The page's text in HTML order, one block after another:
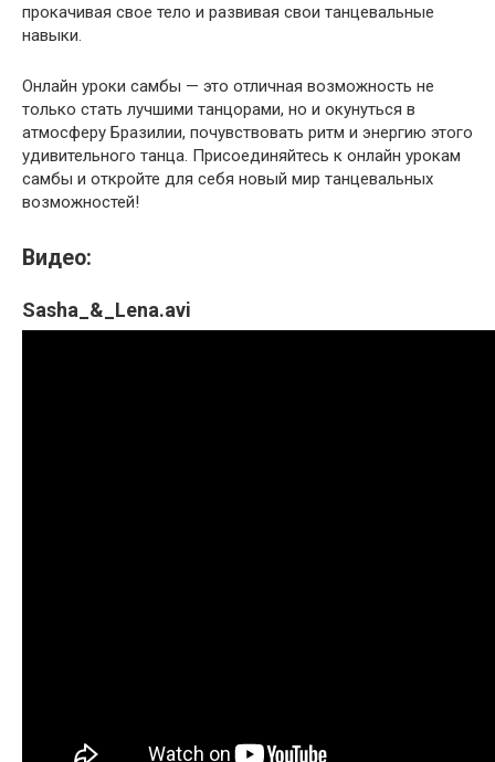
прокачивая свое тело и развивая свои танцевальные
навыки.
Онлайн уроки самбы — это отличная возможность не
только стать лучшими танцорами, но и окунуться в
атмосферу Бразилии, почувствовать ритм и энергию этого
удивительного танца. Присоединяйтесь к онлайн урокам
самбы и откройте для себя новый мир танцевальных
возможностей!
Видео:
Sasha_&_Lena.avi